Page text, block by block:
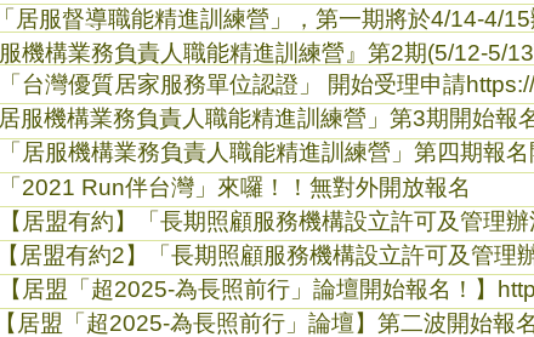
「居服督導職能精進訓練營」，第一期將於4/14-4/
服機構業務負責人職能精進訓練營』第2期(5/12-5/
「台灣優質居家服務單位認證」 開始受理申請
居服機構業務負責人職能精進訓練營」第3期開始報
「居服機構業務負責人職能精進訓練營」第四期報
「2021 Run伴台灣」來囉！！無對外開放報名
【居盟有約】「長期照顧服務機構設立許可及管理
【居盟有約2】「長期照顧服務機構設立許可及管理
【居盟「超2025-為長照前行」論壇開始報名！】
【居盟「超2025-為長照前行」論壇】第二波開始報